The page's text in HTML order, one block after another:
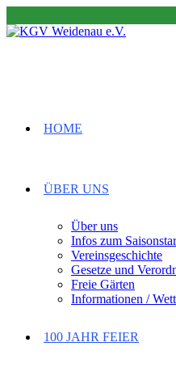
Inhalt
springen
HOME
ÜBER UNS
Über uns
Infos zum
Vereinsgeschichte
Gesetze und
Freie Gärten
Informationen /
100 JAHR FEIER